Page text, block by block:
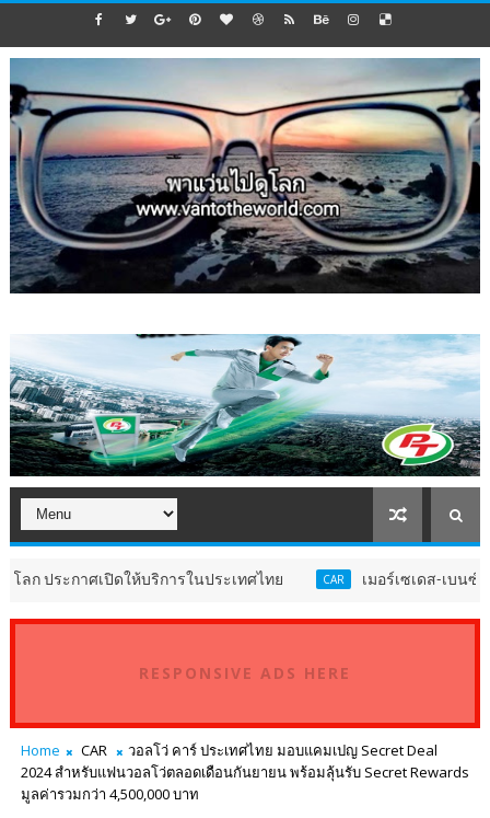
กาศเปิดให้บริการในประเทศไทย CAR เมอร์เซเดส-เบนซ์ เผยย
RESPONSIVE ADS HERE
Home CAR
วอลโว่ คาร์ ประเทศไทย มอบแคมเปญ Secret Deal
2024 สำหรับแฟนวอลโว่ตลอดเดือนกันยายน พร้อมลุ้นรับ Secret Rewards
มูลค่ารวมกว่า 4,500,000 บาท